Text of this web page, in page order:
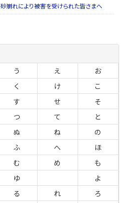
崩れにより被害を受けられた皆さまへ
う え
お
く け
こ
す せ
そ
つ て
と
ぬ ね
の
ふ へ
ほ
む め
も
ゆ
よ
る れ
ろ